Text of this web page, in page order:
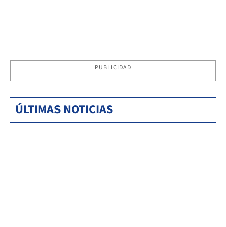
PUBLICIDAD
ÚLTIMAS NOTICIAS